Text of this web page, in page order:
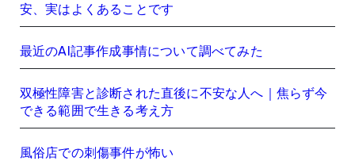
安、実はよくあることです
最近のAI記事作成事情について調べてみた
双極性障害と診断された直後に不安な人へ｜焦らず今
できる範囲で生きる考え方
風俗店での刺傷事件が怖い